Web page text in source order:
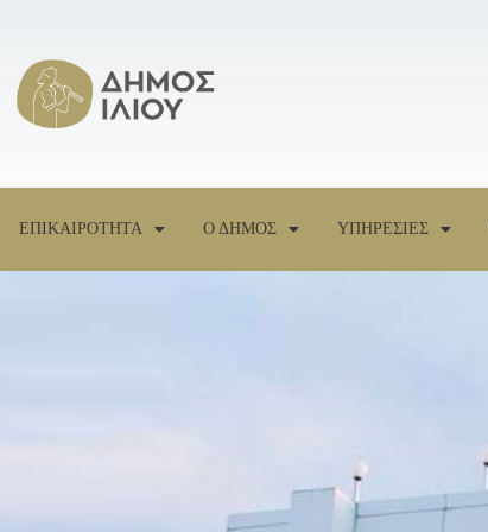
ΕΠΙΚΑΙΡΟΤΗΤΑ Ο ΔΗΜΟΣ ΥΠΗΡΕΣΙΕΣ